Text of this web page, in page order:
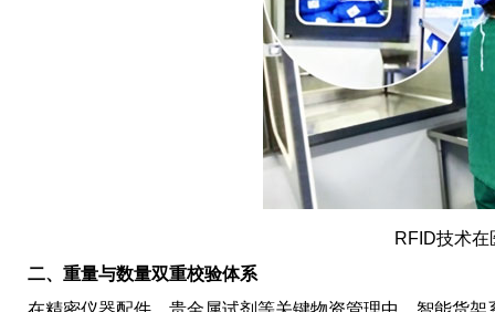
RFID技术
二、重量与数量双重校验体系